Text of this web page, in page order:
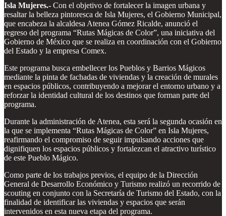
Isla Mujeres.- Con el objetivo de fortalecer la imagen urbana y
resaltar la belleza pintoresca de Isla Mujeres, el Gobierno Municipal,
que encabeza la alcaldesa Atenea Gómez Ricalde, anunció el
regreso del programa “Rutas Mágicas de Color”, una iniciativa del
Gobierno de México que se realiza en coordinación con el Gobierno
del Estado y la empresa Comex.
Este programa busca embellecer los Pueblos y Barrios Mágicos
mediante la pinta de fachadas de viviendas y la creación de murales
en espacios públicos, contribuyendo a mejorar el entorno urbano y a
reforzar la identidad cultural de los destinos que forman parte del
programa.
Durante la administración de Atenea, esta será la segunda ocasión en
la que se implementa “Rutas Mágicas de Color” en Isla Mujeres,
reafirmando el compromiso de seguir impulsando acciones que
dignifiquen los espacios públicos y fortalezcan el atractivo turístico
de este Pueblo Mágico.
Como parte de los trabajos previos, el equipo de la Dirección
General de Desarrollo Económico y Turismo realizó un recorrido de
scouting en conjunto con la Secretaría de Turismo del Estado, con la
finalidad de identificar las viviendas y espacios que serán
intervenidos en esta nueva etapa del programa.